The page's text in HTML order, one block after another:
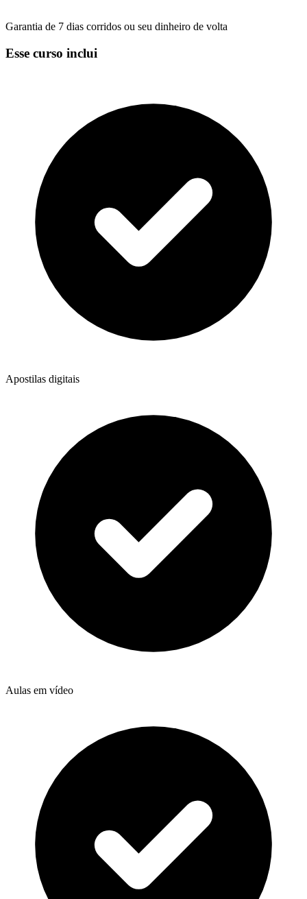
Garantia de 7 dias corridos ou seu dinheiro de volta
Esse curso inclui
Apostilas digitais
Aulas em vídeo